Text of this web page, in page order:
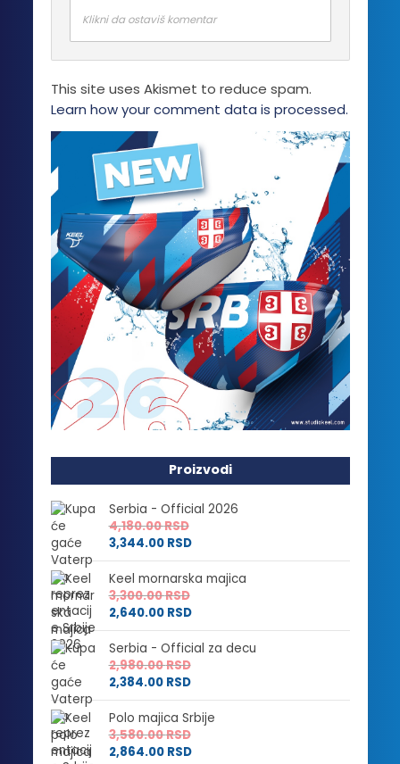
Klikni da ostaviš komentar
This site uses Akismet to reduce spam.
Learn how your comment data is processed.
Proizvodi
Serbia - Official 2026
4,180.00RSD
3,344.00 RSD
Keel mornarska majica
3,300.00RSD
2,640.00 RSD
Serbia - Official za decu
2,980.00RSD
2,384.00 RSD
Polo majica Srbije
3,580.00RSD
2,864.00 RSD